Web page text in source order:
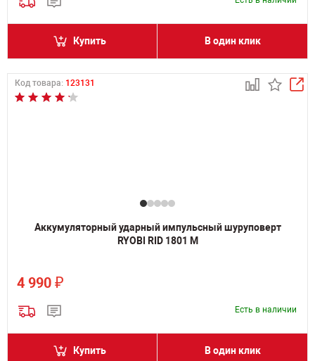
Купить В один клик
Код товара: 123131
Аккумуляторный ударный импульсный шуруповерт
RYOBI RID 1801 M
4 990 ₽
Есть в наличии
Купить В один клик